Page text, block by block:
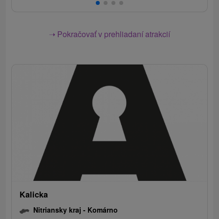
➝ Pokračovať v prehliadaní atrakcií
Kalicka
Nitriansky kraj - Komárno